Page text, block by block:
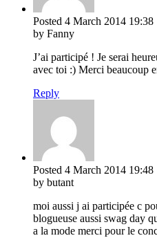
Posted 4 March 2014 19:38
by Fanny
J’ai participé ! Je serai
avec toi :) Merci beaucoup
Reply
Posted 4 March 2014 19:48
by butant
moi aussi j ai participée c
blogueuse aussi swag day
a la mode merci pour le